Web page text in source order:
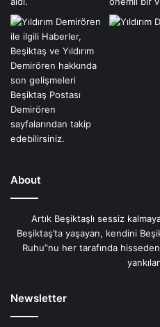
About
Artık Beşiktaşlı sessiz
Beşiktaş’ta yaşayan, kendini
Ruhu”nu her tarafında
Newsletter